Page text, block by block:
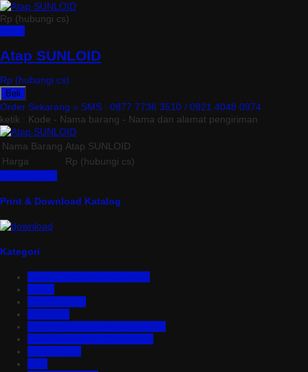
Rp (hubungi cs)
Atap SUNLOID
Rp (hubungi cs)
Beli
Order Sekarang » SMS : 0877 7736 3510 / 0821 4048 0974
ketik : Kode - Nama barang - Nama dan alamat pengiriman
Nama Barang Atap SUNLOID
Harga
Rp (hubungi cs)
Print & Download Katalog
Kategori